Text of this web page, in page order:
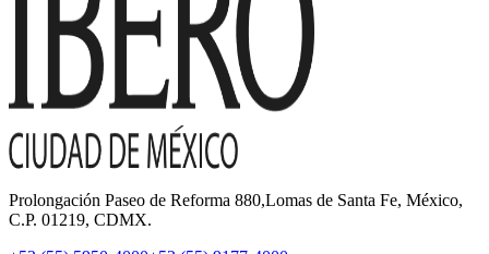
Prolongación Paseo de Reforma 880,Lomas de Santa Fe, México,
C.P. 01219, CDMX.